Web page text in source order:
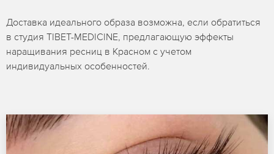
Доставка идеального образа возможна, если обратиться
в студия TIBET-MEDICINE, предлагающую эффекты
наращивания ресниц в Красном с учетом
индивидуальных особенностей.